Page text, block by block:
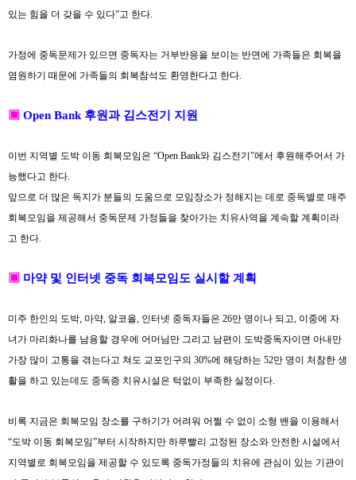
있는 힘을 더 갖을 수 있다”고 한다
가정에 중독문제가 있으면 중독자는 거부반응을 보이는 반면에 가족들은 회복을
염원하기 때문에 가족들의 회복참석도 환영한다고 한다
▣ Open Bank 후원과 김스전기 지원
이번 지역별 도박 이동 회복모임은 “Open Bank와 김스전기”에서 후원해주어서 가
능했다고 한다
앞으로 더 많은 독지가 분들의 도움으로 모임장소가 정해지는 데로 중독별로 매주
회복모임을 제공해서 중독문제 가정들을 찾아가는 치유사역을 계속할 계획이라
고 한다
▣ 마약 및 인터넷 중독 회복모임도 실시할 계획
미주 한인의 도박 마약 알코올 인터넷 중독자들은 26만 명이나 되고
이중에 자
녀가 마리화나를 남용할 경우에 어머님만 그리고 남편이 도박중독자이면 아내만
가장 많이 고통을 겪는다고 쳐도 교포인구의 30%에 해당하는 52만 명이 처참한 생
활을 하고 있는데도 중독증 치유시설은 턱없이 부족한 실정이다
비록 지금은 회복모임 장소를 구하기가 어려워 어쩔 수 없이 소형 밴을 이용해서
“도박 이동 회복모임”부터 시작하지만 하루빨리 고정된 장소와 안전한 시설에서
지역별로 회복모임을 제공할 수 있도록 중독가정들의 치유에 관심이 있는 기관이